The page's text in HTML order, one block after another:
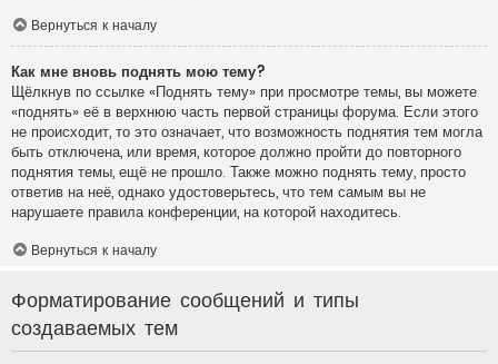
Вернуться к началу
Как мне вновь поднять мою тему?
Щёлкнув по ссылке «Поднять тему» при просмотре темы, вы можете
«поднять» её в верхнюю часть первой страницы форума. Если этого
не происходит, то это означает, что возможность поднятия тем могла
быть отключена, или время, которое должно пройти до повторного
поднятия темы, ещё не прошло. Также можно поднять тему, просто
ответив на неё, однако удостоверьтесь, что тем самым вы не
нарушаете правила конференции, на которой находитесь.
Вернуться к началу
Форматирование сообщений и типы
создаваемых тем